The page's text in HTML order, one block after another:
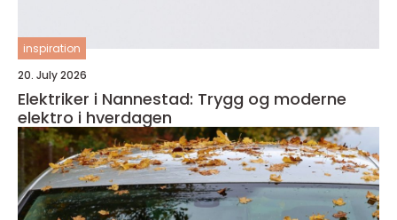
inspiration
20. July 2026
Elektriker i Nannestad: Trygg og moderne
elektro i hverdagen